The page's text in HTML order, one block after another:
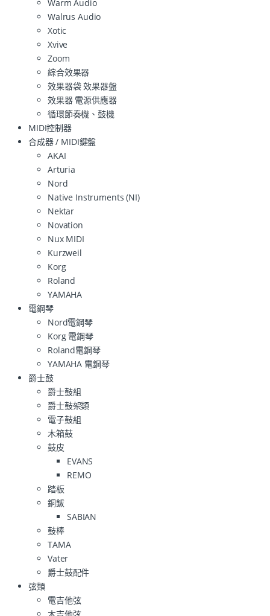
Warm Audio
Walrus Audio
Xotic
Xvive
Zoom
綜合效果器
效果器袋 效果器盤
效果器 電源供應器
循環節奏機、鼓機
MIDI控制器
合成器 / MIDI鍵盤
AKAI
Arturia
Nord
Native Instruments (NI)
Nektar
Novation
Nux MIDI
Kurzweil
Korg
Roland
YAMAHA
電鋼琴
Nord電鋼琴
Korg 電鋼琴
Roland電鋼琴
YAMAHA 電鋼琴
爵士鼓
爵士鼓組
爵士鼓架類
電子鼓組
木箱鼓
鼓皮
EVANS
REMO
踏板
銅鈸
SABIAN
鼓棒
TAMA
Vater
爵士鼓配件
弦類
電吉他弦